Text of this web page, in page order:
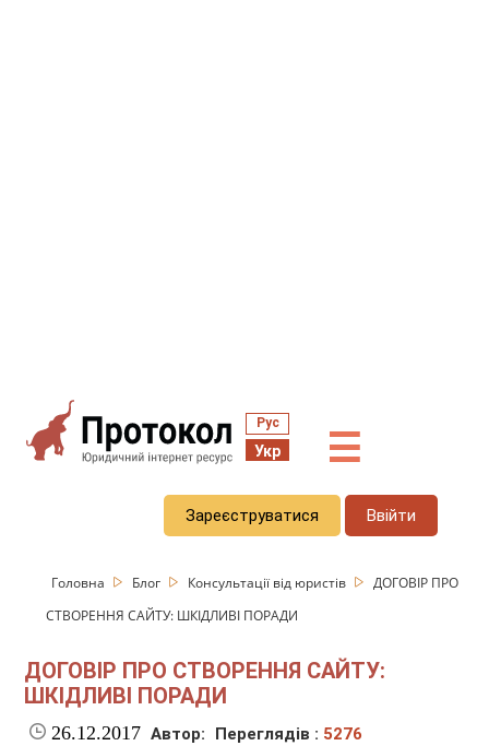
Рус
Укр ☰
Зареєструватися Ввійти
Головна Блог Консультації від юристів
ДОГОВІР ПРО
СТВОРЕННЯ САЙТУ: ШКІДЛИВІ ПОРАДИ
ДОГОВІР ПРО СТВОРЕННЯ САЙТУ:
ШКІДЛИВІ ПОРАДИ
26.12.2017 Автор: Переглядів : 5276